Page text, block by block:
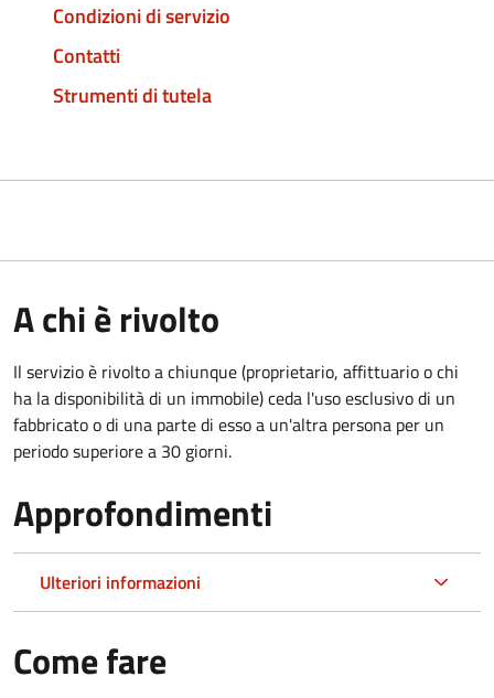
Condizioni di servizio
Contatti
Strumenti di tutela
A chi è rivolto
Il servizio è rivolto a chiunque (proprietario, affittuario o chi
ha la disponibilità di un immobile) ceda l'uso esclusivo di un
fabbricato o di una parte di esso a un'altra persona per un
periodo superiore a 30 giorni.
Approfondimenti
Ulteriori informazioni
Come fare